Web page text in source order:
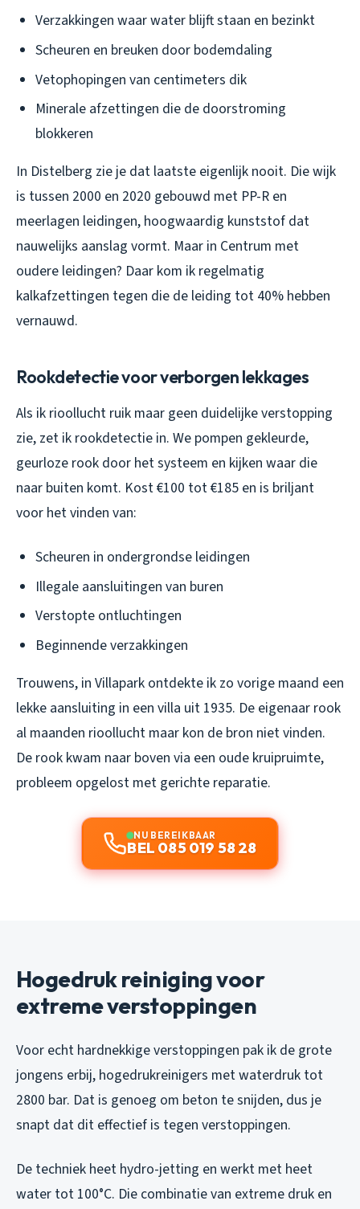
Verzakkingen waar water blijft staan en bezinkt
Scheuren en breuken door bodemdaling
Vetophopingen van centimeters dik
Minerale afzettingen die de doorstroming
blokkeren
In Distelberg zie je dat laatste eigenlijk nooit. Die wijk
is tussen 2000 en 2020 gebouwd met PP-R en
meerlagen leidingen, hoogwaardig kunststof dat
nauwelijks aanslag vormt. Maar in Centrum met
oudere leidingen? Daar kom ik regelmatig
kalkafzettingen tegen die de leiding tot 40% hebben
vernauwd.
Rookdetectie voor verborgen lekkages
Als ik rioollucht ruik maar geen duidelijke verstopping
zie, zet ik rookdetectie in. We pompen gekleurde,
geurloze rook door het systeem en kijken waar die
naar buiten komt. Kost €100 tot €185 en is briljant
voor het vinden van:
Scheuren in ondergrondse leidingen
Illegale aansluitingen van buren
Verstopte ontluchtingen
Beginnende verzakkingen
Trouwens, in Villapark ontdekte ik zo vorige maand een
lekke aansluiting in een villa uit 1935. De eigenaar rook
al maanden rioollucht maar kon de bron niet vinden.
De rook kwam naar boven via een oude kruipruimte,
probleem opgelost met gerichte reparatie.
NU BEREIKBAAR
BEL 085 019 58 28
Hogedruk reiniging voor
extreme verstoppingen
Voor echt hardnekkige verstoppingen pak ik de grote
jongens erbij, hogedrukreinigers met waterdruk tot
2800 bar. Dat is genoeg om beton te snijden, dus je
snapt dat dit effectief is tegen verstoppingen.
De techniek heet hydro-jetting en werkt met heet
water tot 100°C. Die combinatie van extreme druk en